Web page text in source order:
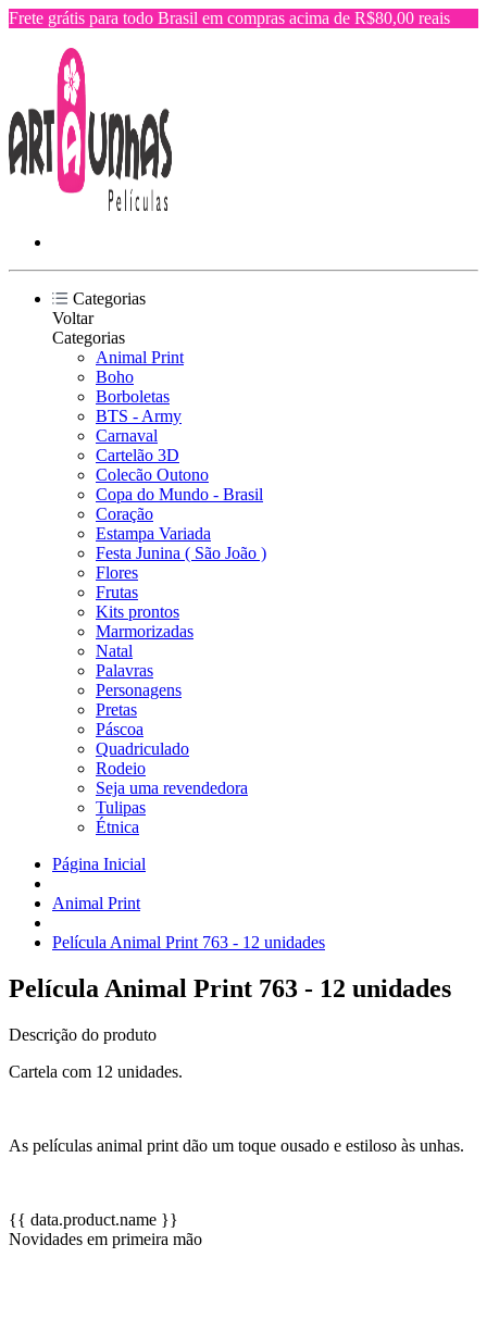
Frete grátis para todo Brasil em compras acima de R$80,00 reais
Categorias
Voltar
Categorias
Animal Print
Boho
Borboletas
BTS - Army
Carnaval
Cartelão 3D
Colecão Outono
Copa do Mundo - Brasil
Coração
Estampa Variada
Festa Junina ( São João )
Flores
Frutas
Kits prontos
Marmorizadas
Natal
Palavras
Personagens
Pretas
Páscoa
Quadriculado
Rodeio
Seja uma revendedora
Tulipas
Étnica
Página Inicial
Animal Print
Película Animal Print 763 - 12 unidades
Película Animal Print 763 - 12 unidades
Descrição do produto
Cartela com 12 unidades.
As películas animal print dão um toque ousado e estiloso às unhas.
{{ data.product.name }}
Novidades em primeira mão